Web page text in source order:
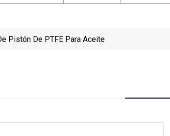
Pistón De PTFE Para Aceite